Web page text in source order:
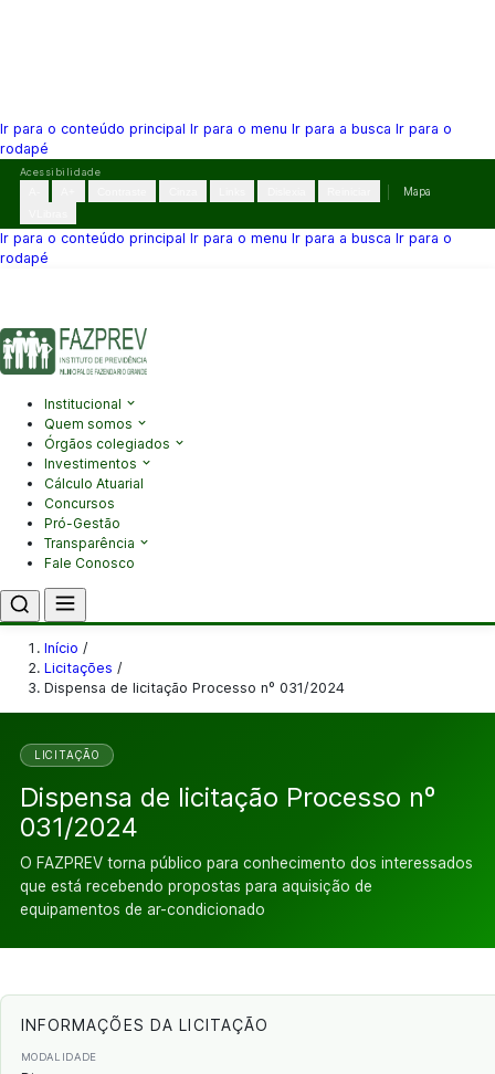
Ir para o conteúdo principal Ir para o menu Ir para a busca Ir para o
rodapé
Pular
conteúdo
Acessibilidade
Mapa
Ir para o conteúdo principal Ir para o menu Ir para a busca Ir para o
rodapé
Institucional
Quem somos
Órgãos colegiados
Investimentos
Cálculo Atuarial
Concursos
Pró-Gestão
Transparência
Fale Conosco
Início /
Licitações /
Dispensa de licitação Processo nº 031/2024
LICITAÇÃO
Dispensa de licitação Processo nº
031/2024
O FAZPREV torna público para conhecimento dos interessados
que está recebendo propostas para aquisição de
equipamentos de ar-condicionado
INFORMAÇÕES DA LICITAÇÃO
MODALIDADE